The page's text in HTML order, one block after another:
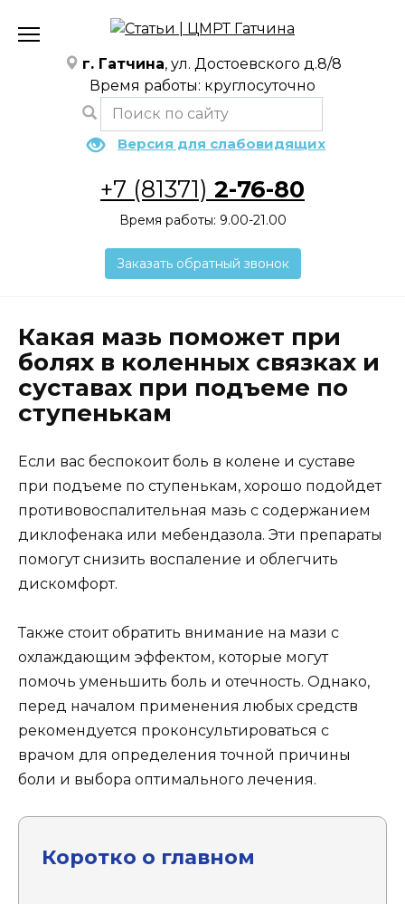
содержанию
г. Гатчина, ул. Достоевского д.8/8
Время работы: круглосуточно
Версия для слабовидящих
+7 (81371) 2-76-80
Время работы: 9.00-21.00
Заказать обратный звонок
Какая мазь поможет при
болях в коленных связках и
суставах при подъеме по
ступенькам
Если вас беспокоит боль в колене и суставе
при подъеме по ступенькам, хорошо подойдет
противовоспалительная мазь с содержанием
диклофенака или мебендазола. Эти препараты
помогут снизить воспаление и облегчить
дискомфорт.
Также стоит обратить внимание на мази с
охлаждающим эффектом, которые могут
помочь уменьшить боль и отечность. Однако,
перед началом применения любых средств
рекомендуется проконсультироваться с
врачом для определения точной причины
боли и выбора оптимального лечения.
Коротко о главном